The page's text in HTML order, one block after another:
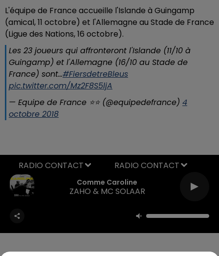
L'équipe de France accueille l'Islande à Guingamp
(amical, 11 octobre) et l'Allemagne au Stade de France
(Ligue des Nations, 16 octobre).
Les 23 joueurs qui affronteront l'Islande (11/10 à
Guingamp) et l'Allemagne (16/10 au Stade de
France) sont...#FiersdetreBleus
pic.twitter.com/Mz2F8S5ljA
— Equipe de France ⭐⭐ (@equipedefrance) 4
octobre 2018
Talk To You
ANOTR & 54 ULTRA
RADIO CONTACT